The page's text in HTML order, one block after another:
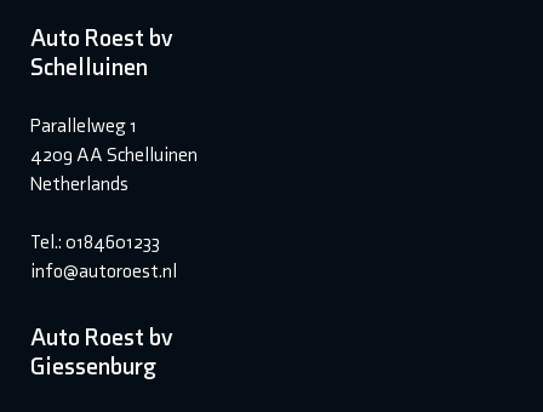
Auto Roest bv
Schelluinen
Parallelweg 1
4209 AA Schelluinen
Netherlands
Tel.: 0184601233
info@autoroest.nl
Auto Roest bv
Giessenburg